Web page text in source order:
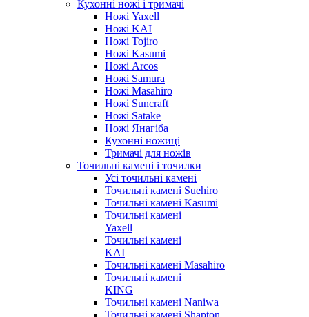
Кухонні ножі і тримачі
Ножі Yaxell
Ножі KAI
Ножі Tojiro
Ножі Kasumi
Ножі Arcos
Ножі Samura
Ножі Masahiro
Ножі Suncraft
Ножі Satake
Ножі Янагіба
Кухонні ножиці
Тримачі для ножів
Точильні камені і точилки
Усі точильні камені
Точильні камені Suehiro
Точильні камені Kasumi
Точильні камені
Yaxell
Точильні камені
KAI
Точильні камені Masahiro
Точильні камені
KING
Точильні камені Naniwa
Точильні камені Shapton